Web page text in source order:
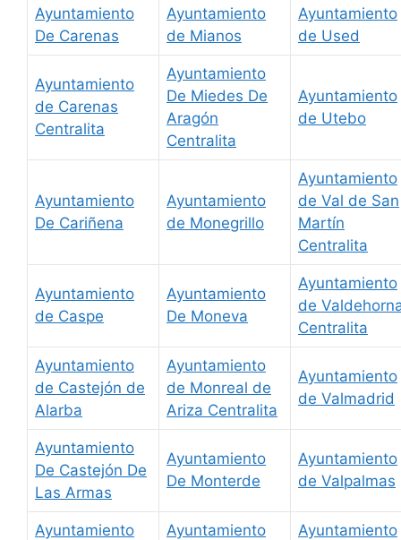
Ayuntamiento
De Carenas
Ayuntamiento
de Mianos
Ayuntamiento
de Used
Ayuntamiento
de Carenas
Centralita
Ayuntamiento
De Miedes De
Aragón
Centralita
Ayuntamiento
de Utebo
Ayuntamiento
De Cariñena
Ayuntamiento
de Monegrillo
Ayuntamiento
de Val de San
Martín
Centralita
Ayuntamiento
de Caspe
Ayuntamiento
De Moneva
Ayuntamiento
de
Centralita
Ayuntamiento
de Castejón de
Alarba
Ayuntamiento
de Monreal de
Ariza Centralita
Ayuntamiento
de Valmadrid
Ayuntamiento
De Castejón De
Las Armas
Ayuntamiento
De Monterde
Ayuntamiento
de Valpalmas
Ayuntamiento Ayuntamiento Ayuntamiento